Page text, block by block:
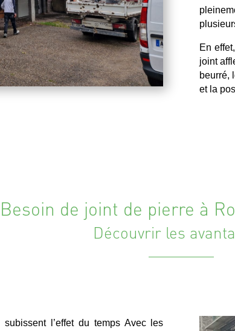
En
joint
beurré,
et la
Besoin de joint de pierre à
Découvrir les
l’effet du temps Avec les